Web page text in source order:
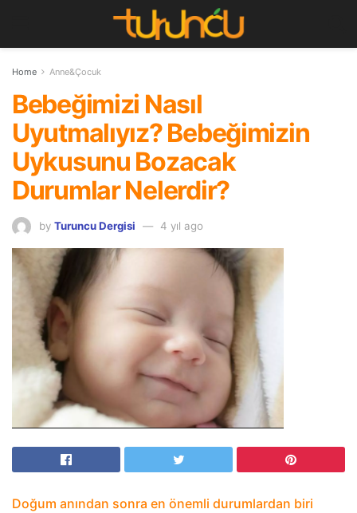
Home Anne&Çocuk
Bebeğimizi Nasıl
Uyutmalıyız? Bebeğimizin
Uykusunu Bozacak
Durumlar Nelerdir?
by Turuncu Dergisi 4 yıl ago
Doğum anından sonra en önemli durumlardan biri